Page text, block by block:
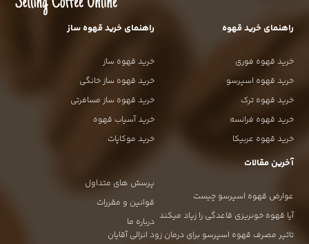
راهنمای خرید قهوه
خرید قهوه فوری
خرید قهوه اسپرسو
خرید قهوه ترک
خرید قهوه فرانسه
خرید قهوه عربیکا
راهنمای خرید قهوه ساز
خرید قهوه ساز
خرید قهوه ساز خانگی
خرید قهوه ساز مسافرتی
خرید آسیاب قهوه
خرید موکاپات
آخرین مقالات
عوارض قهوه اسپرسو چیست
آیا قهوه خونریزی قاعدگی را زیاد میکند
تاثیر مصرف قهوه اسپرسو برای درمان زود انزالی آقایان
پرسش های متداول
قوانین و مقررات
درباره ما